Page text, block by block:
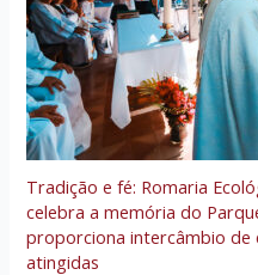
Tradição e fé: Romaria
celebra a memória do
proporciona intercâmbio de
atingidas